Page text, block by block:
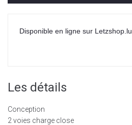
Disponible en ligne sur Letzshop.lu
Les détails
Conception
2 voies charge close